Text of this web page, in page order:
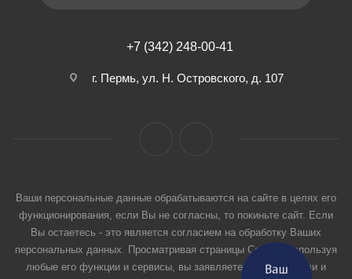
+7 (342) 248-00-41
г. Пермь, ул. Н. Островского, д. 107
Ваши персональные данные обрабатываются на сайте в целях его
функционирования, если Вы не согласны, то покиньте сайт. Если
Вы остаетесь - это является согласием на обработку Ваших
персональных данных. Просматривая страницы Сайта и используя
любые его функции и сервисы, вы заявляете, что прочитали и